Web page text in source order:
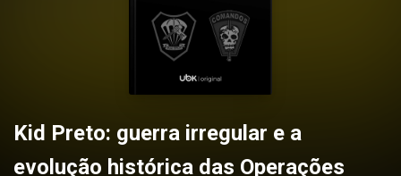
Kid Preto: guerra irregular e a
evolução histórica das Operações